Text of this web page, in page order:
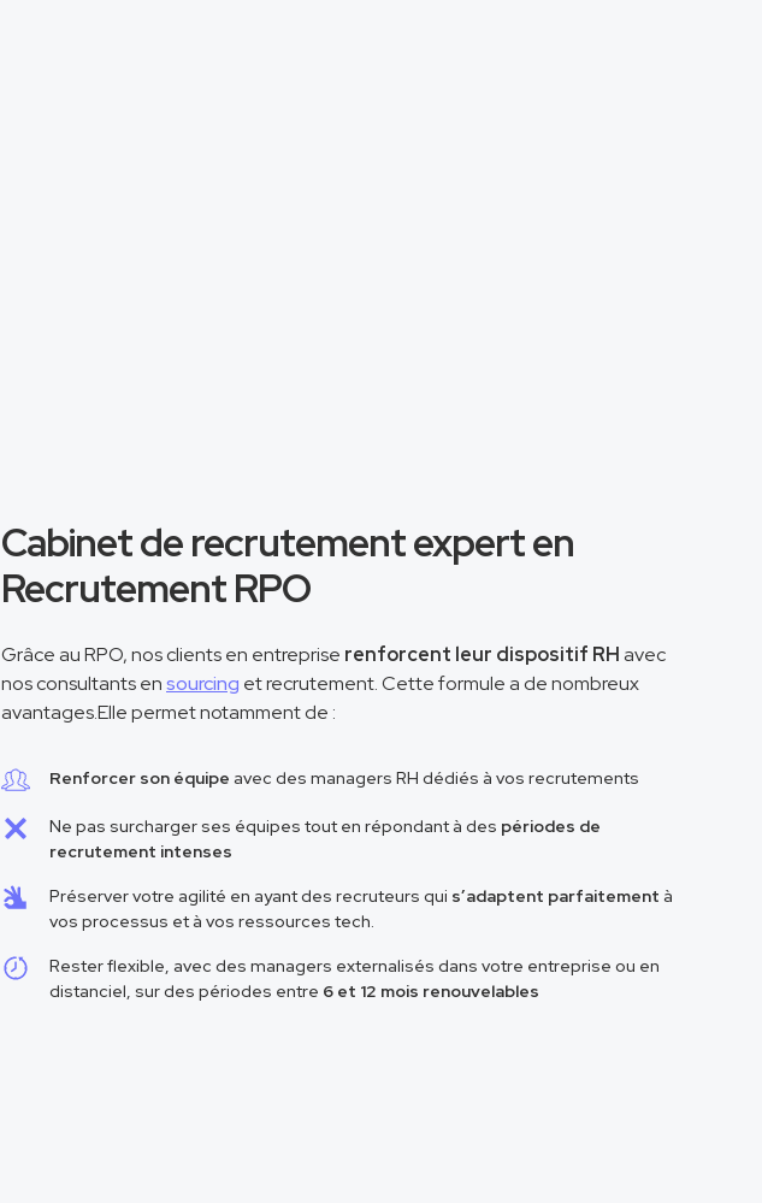
Cabinet de recrutement expert en
Recrutement RPO
Grâce au RPO, nos clients en entreprise renforcent leur dispositif RHavec
nos consultants ensourcing et recrutement. Cette formule a de nombreux
avantages.Elle permet notamment de :
Renforcer son équipe avec des managers RH dédiés à vos recrutements
Ne pas surcharger ses équipes tout en répondant à des périodes de
recrutement intenses
Préserver votre agilité en ayant des recruteurs qui s’adaptent parfaitement à
vos processus et à vos ressources tech.
Rester flexible, avec des managers externalisés dans votre entreprise ou en
distanciel, sur des périodes entre 6 et 12 mois renouvelables